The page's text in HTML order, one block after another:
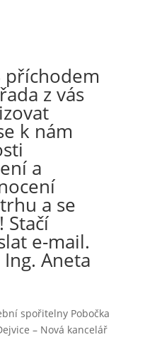
příchodem
z vás
k nám
a
a se
e-mail.
Aneta
spořitelny Pobočka
– Nová kancelář